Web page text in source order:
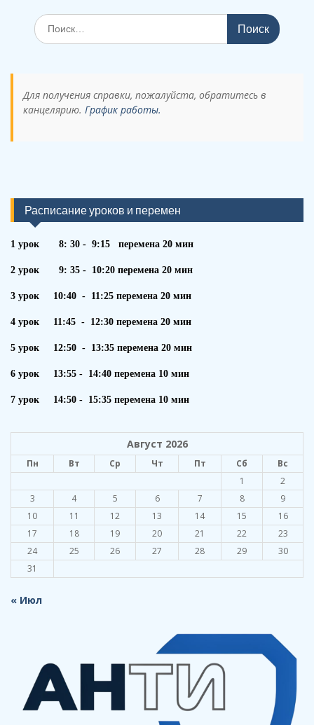
Поиск
по:
Для получения справки, пожалуйста, обратитесь в
канцелярию. График работы.
Расписание уроков и перемен
1 урок 8: 30 - 9:15 перемена 20 мин
2 урок 9: 35 - 10:20 перемена 20 мин
3 урок 10:40 - 11:25 перемена 20 мин
4 урок 11:45 - 12:30 перемена 20 мин
5 урок 12:50 - 13:35 перемена 20 мин
6 урок 13:55 - 14:40 перемена 10 мин
7 урок 14:50 - 15:35 перемена 10 мин
Август 2026
Пн Вт Ср Чт Пт Сб
Вс
1
2
3
4 5 6 7 8
9
10
11 12 13 14 15
16
17
18 19 20 21 22
23
24
25 26 27 28 29
30
31
« Июл